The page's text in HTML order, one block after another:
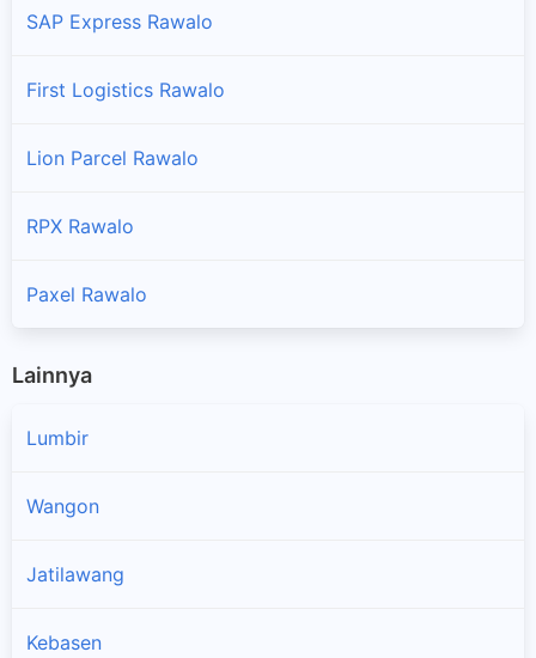
SAP Express Rawalo
First Logistics Rawalo
Lion Parcel Rawalo
RPX Rawalo
Paxel Rawalo
Lainnya
Lumbir
Wangon
Jatilawang
Kebasen